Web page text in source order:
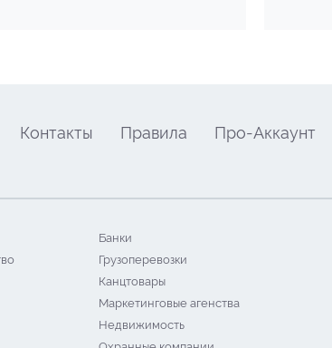
Контакты Правила Про-Аккаунт
Банки
Грузоперевозки
Канцтовары
Маркетинговые агенства
Недвижимость